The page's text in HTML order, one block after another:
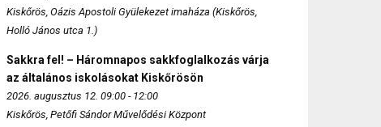
Kiskőrös, Oázis Apostoli Gyülekezet imaháza (Kiskőrös,
Holló János utca 1.)
Sakkra fel! – Háromnapos sakkfoglalkozás várja
az általános iskolásokat Kiskőrösön
2026. augusztus 12. 09:00 - 12:00
Kiskőrös, Petőfi Sándor Művelődési Központ